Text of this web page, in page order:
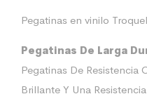
Pegatinas en vinilo
Pegatinas De Larga
Pegatinas De Resistencia
Brillante Y Una